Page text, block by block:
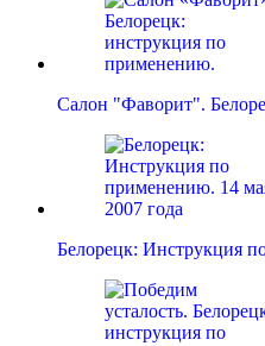
Салон "Фаворит".
Белорецк: Инструкция